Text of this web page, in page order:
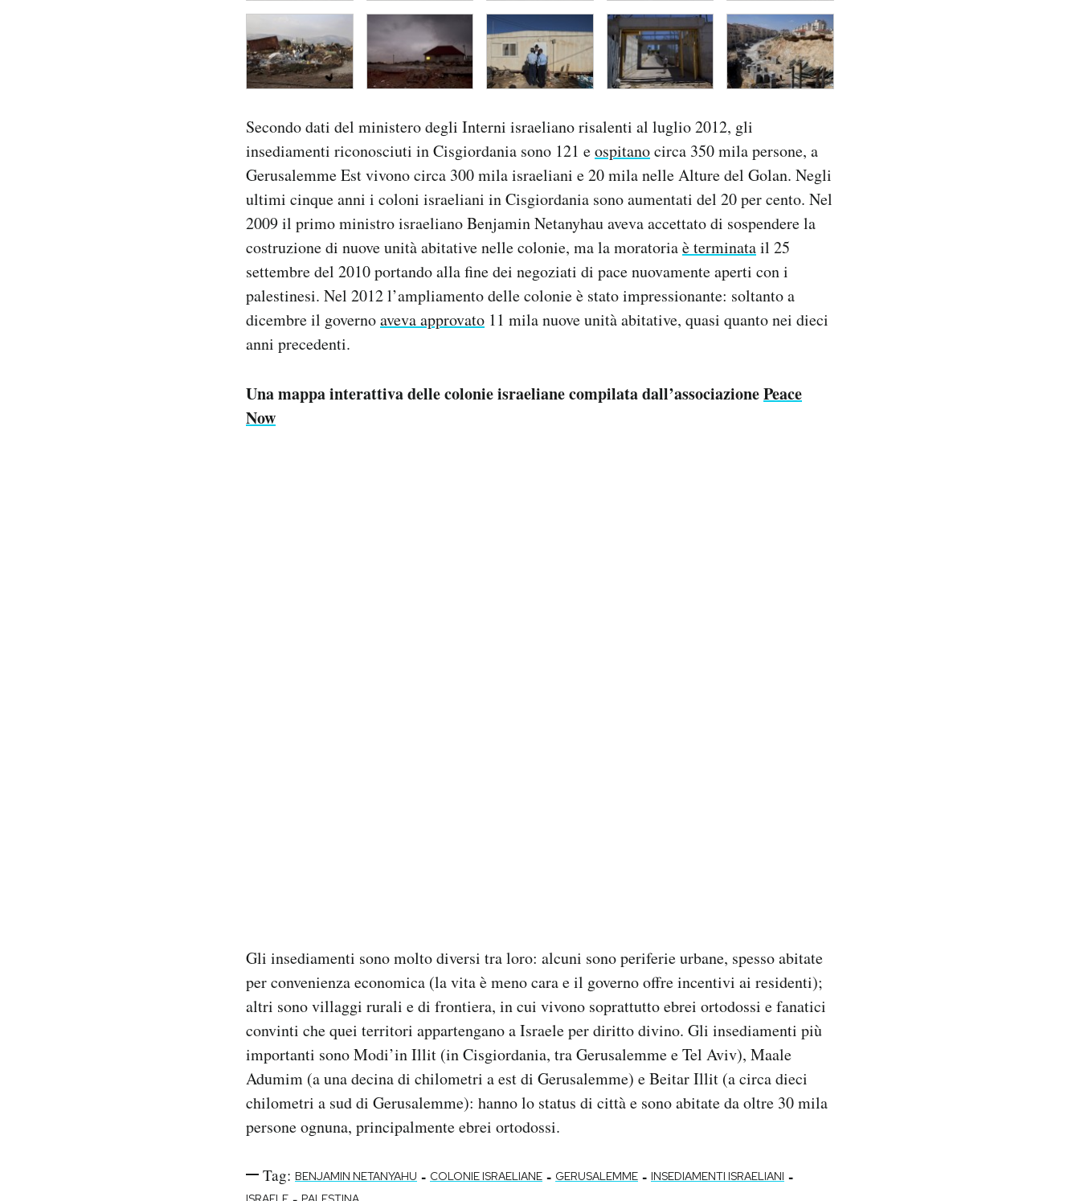
Secondo dati del ministero degli Interni israeliano risalenti al luglio 2012, gli
insediamenti riconosciuti in Cisgiordania sono 121 eospitanocirca 350 mila persone, a
Gerusalemme Est vivono circa 300 mila israeliani e 20 mila nelle Alture del Golan. Negli
ultimi cinque anni i coloni israeliani in Cisgiordania sono aumentati del 20 per cento. Nel
2009 il primo ministro israeliano Benjamin Netanyhau aveva accettato di sospendere la
costruzione di nuove unità abitative nelle colonie, ma la moratoriaè terminatail 25
settembre del 2010 portando alla fine dei negoziati di pace nuovamente aperti con i
palestinesi. Nel 2012 l’ampliamento delle colonie è stato impressionante: soltanto a
dicembre il governoaveva approvato 11 mila nuove unità abitative, quasi quanto nei dieci
anni precedenti.
Una mappa interattiva delle colonie israeliane compilata dall’associazionePeace
Now
Gli insediamenti sono molto diversi tra loro: alcuni sono periferie urbane, spesso abitate
per convenienza economica (la vita è meno cara e il governo offre incentivi ai residenti);
altri sono villaggi rurali e di frontiera, in cui vivono soprattutto ebrei ortodossi e fanatici
convinti che quei territori appartengano a Israele per diritto divino. Gli insediamenti più
importanti sono Modi’in Illit (in Cisgiordania, tra Gerusalemme e Tel Aviv), Maale
Adumim (a una decina di chilometri a est di Gerusalemme) e Beitar Illit (a circa dieci
chilometri a sud di Gerusalemme): hanno lo status di città e sono abitate da oltre 30 mila
persone ognuna, principalmente ebrei ortodossi.
Tag: BENJAMIN NETANYAHU - COLONIE ISRAELIANE - GERUSALEMME - INSEDIAMENTI ISRAELIANI -